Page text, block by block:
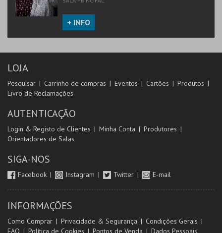
+ INFO
LOJA
Pesquisar Carrinho de compras Eventos Cartões
Produtos
Livro de Reclamações
AUTENTICAÇÃO
Login & Registo de Clientes Minha Conta
Produtores
Orientadores de Salas
SIGA-NOS
Facebook Instagram Twitter E-mail
INFORMAÇÕES
Como Comprar Privacidade & Segurança
Condições Gerais
FAQ
Política de Cookies Pontos de Venda Dados Pessoais